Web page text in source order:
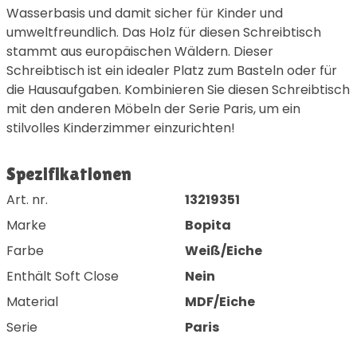
Wasserbasis und damit sicher für Kinder und
umweltfreundlich. Das Holz für diesen Schreibtisch
stammt aus europäischen Wäldern. Dieser
Schreibtisch ist ein idealer Platz zum Basteln oder für
die Hausaufgaben. Kombinieren Sie diesen Schreibtisch
mit den anderen Möbeln der Serie Paris, um ein
stilvolles Kinderzimmer einzurichten!
Spezifikationen
Art. nr.
13219351
Marke
Bopita
Farbe
Weiß/Eiche
Enthält Soft Close
Nein
Material
MDF/Eiche
Serie
Paris